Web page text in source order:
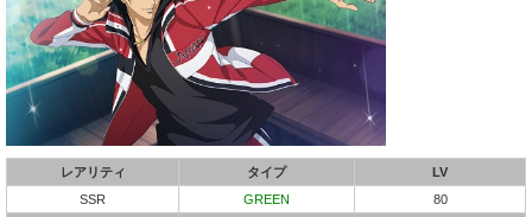
レアリティ タイプ
LV
SSR
GREEN
80